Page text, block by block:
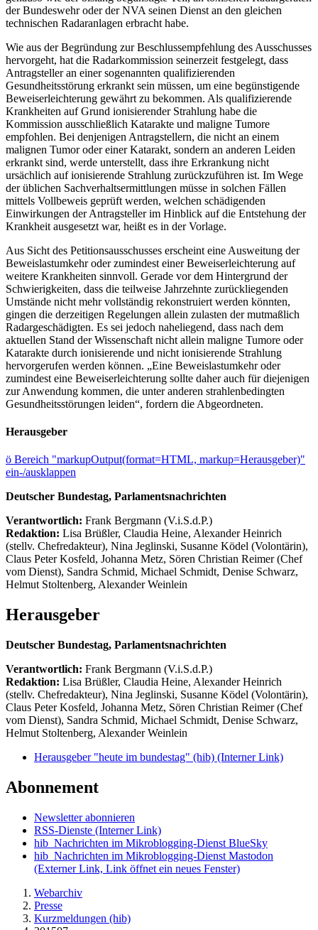
der Bundeswehr oder der NVA seinen Dienst an den gleichen
technischen Radaranlagen erbracht habe.
Wie aus der Begründung zur Beschlussempfehlung des Ausschusses
hervorgeht, hat die Radarkommission seinerzeit festgelegt, dass
Antragsteller an einer sogenannten qualifizierenden
Gesundheitsstörung erkrankt sein müssen, um eine begünstigende
Beweiserleichterung gewährt zu bekommen. Als qualifizierende
Krankheiten auf Grund ionisierender Strahlung habe die
Kommission ausschließlich Katarakte und maligne Tumore
empfohlen. Bei denjenigen Antragstellern, die nicht an einem
malignen Tumor oder einer Katarakt, sondern an anderen Leiden
erkrankt sind, werde unterstellt, dass ihre Erkrankung nicht
ursächlich auf ionisierende Strahlung zurückzuführen ist. Im Wege
der üblichen Sachverhaltsermittlungen müsse in solchen Fällen
mittels Vollbeweis geprüft werden, welchen schädigenden
Einwirkungen der Antragsteller im Hinblick auf die Entstehung der
Krankheit ausgesetzt war, heißt es in der Vorlage.
Aus Sicht des Petitionsausschusses erscheint eine Ausweitung der
Beweislastumkehr oder zumindest einer Beweiserleichterung auf
weitere Krankheiten sinnvoll. Gerade vor dem Hintergrund der
Schwierigkeiten, dass die teilweise Jahrzehnte zurückliegenden
Umstände nicht mehr vollständig rekonstruiert werden könnten,
gingen die derzeitigen Regelungen allein zulasten der mutmaßlich
Radargeschädigten. Es sei jedoch naheliegend, dass nach dem
aktuellen Stand der Wissenschaft nicht allein maligne Tumore oder
Katarakte durch ionisierende und nicht ionisierende Strahlung
hervorgerufen werden können. „Eine Beweislastumkehr oder
zumindest eine Beweiserleichterung sollte daher auch für diejenigen
zur Anwendung kommen, die unter anderen strahlenbedingten
Gesundheitsstörungen leiden“, fordern die Abgeordneten.
Herausgeber
ö Bereich "markupOutput(format=HTML, markup=Herausgeber)"
ein-/ausklappen
Deutscher Bundestag, Parlamentsnachrichten
Verantwortlich: Frank Bergmann (V.i.S.d.P.)
Redaktion: Lisa Brüßler, Claudia Heine, Alexander Heinrich
(stellv. Chefredakteur), Nina Jeglinski, Susanne Ködel (Volontärin),
Claus Peter Kosfeld, Johanna Metz, Sören Christian Reimer (Chef
vom Dienst), Sandra Schmid, Michael Schmidt, Denise Schwarz,
Helmut Stoltenberg, Alexander Weinlein
Herausgeber
Deutscher Bundestag, Parlamentsnachrichten
Verantwortlich: Frank Bergmann (V.i.S.d.P.)
Redaktion: Lisa Brüßler, Claudia Heine, Alexander Heinrich
(stellv. Chefredakteur), Nina Jeglinski, Susanne Ködel (Volontärin),
Claus Peter Kosfeld, Johanna Metz, Sören Christian Reimer (Chef
vom Dienst), Sandra Schmid, Michael Schmidt, Denise Schwarz,
Helmut Stoltenberg, Alexander Weinlein
Herausgeber "heute im bundestag" (hib) (Interner Link)
Abonnement
Newsletter abonnieren
RSS-Dienste (Interner Link)
hib_Nachrichten im Mikroblogging-Dienst BlueSky
hib_Nachrichten im Mikroblogging-Dienst Mastodon
(Externer Link, Link öffnet ein neues Fenster)
Webarchiv
Presse
Kurzmeldungen (hib)